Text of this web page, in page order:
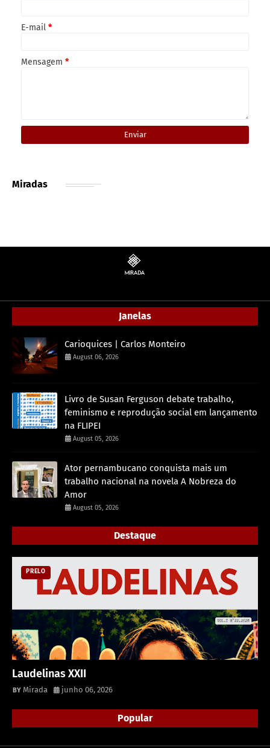
E-mail *
Mensagem *
Miradas
Janelas
Carioquices | Carlos Monteiro
August 06, 2026
Livro de Susan Ferguson debate trabalho,
feminismo e reprodução social em lançamento
na FLIPEI
August 05, 2026
Ator pernambucano conquista mais um
trabalho nacional na novela A Nobreza do
Amor
August 05, 2026
Destaque
PRELO
Laudelinas XXII
Mirada junho 06, 2026
Popular